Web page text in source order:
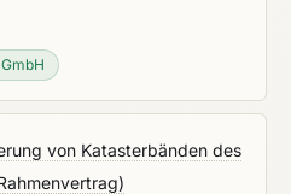
von Katasterbänden des